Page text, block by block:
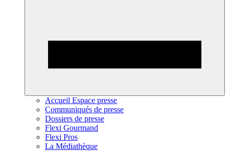
Accueil Espace presse
Communiqués de presse
Dossiers de presse
Flexi Gourmand
Flexi Pros
La Médiathèque